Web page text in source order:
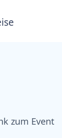
zum Event